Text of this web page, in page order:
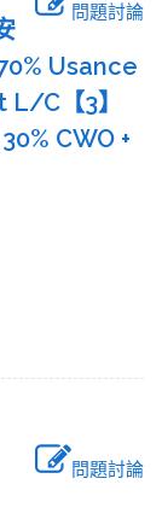
問題討論
Usance
L/C【3】
CWO +
問題討論